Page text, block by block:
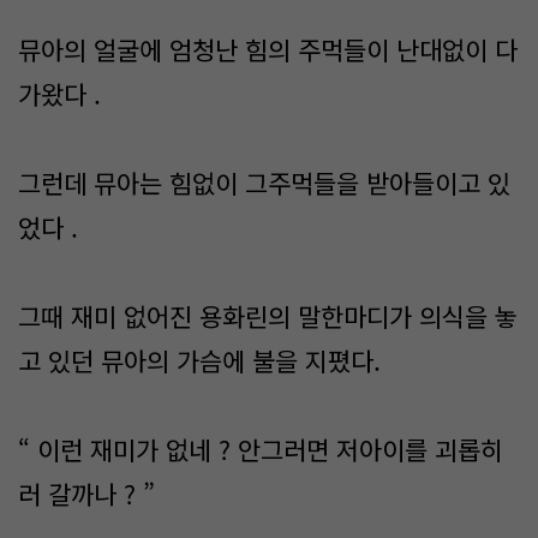
뮤아의 얼굴에 엄청난 힘의 주먹들이 난대없이 다
가왔다 .
그런데 뮤아는 힘없이 그주먹들을 받아들이고 있
었다 .
그때 재미 없어진 용화린의 말한마디가 의식을 놓
고 있던 뮤아의 가슴에 불을 지폈다.
“ 이런 재미가 없네 ? 안그러면 저아이를 괴롭히
러 갈까나 ? ”